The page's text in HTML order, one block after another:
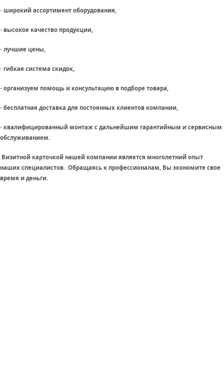
· широкий ассортимент оборудования,
· высокое качество продукции,
· лучшие цены,
· гибкая система скидок,
· организуем помощь и консультацию в подборе товара,
· бесплатная доставка для постоянных клиентов компании,
· квалифицированный монтаж с дальнейшим гарантийным и сервисным
обслуживанием.
Визитной карточкой нашей компании является многолетний опыт
наших специалистов. Обращаясь к профессионалам, Вы экономите свое
время и деньги.